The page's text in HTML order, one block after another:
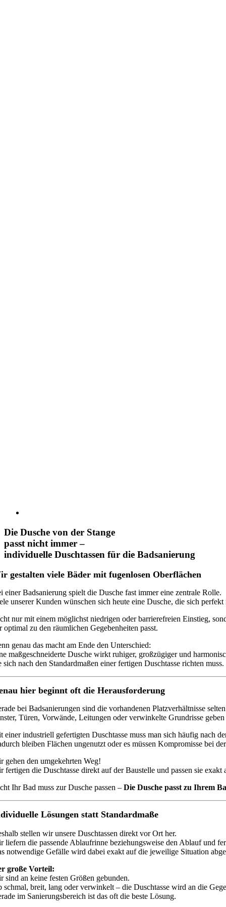
Die Dusche von der Stange
passt nicht immer –
individuelle Duschtassen für die Badsanierung
gestalten viele Bäder mit fugenlosen Oberflächen
einer Badsanierung spielt die Dusche fast immer eine zentrale Rolle.
unserer Kunden wünschen sich heute eine Dusche, die sich
nur mit einem möglichst niedrigen oder barrierefreien Einstieg,
optimal zu den räumlichen Gegebenheiten passt.
genau das macht am Ende den Unterschied:
maßgeschneiderte Dusche wirkt ruhiger, großzügiger und
sich nach den Standardmaßen einer fertigen Duschtasse richten muss.
hier beginnt oft die Herausforderung
bei Badsanierungen sind die vorhandenen Platzverhältnisse
Türen, Vorwände, Leitungen oder verwinkelte Grundrisse
einer industriell gefertigten Duschtasse muss man sich häufig nach
bleiben Flächen ungenutzt oder es müssen Kompromisse bei
gehen den umgekehrten Weg!
fertigen die Duschtasse direkt auf der Baustelle und passen sie exakt
Ihr Bad muss zur Dusche passen – Die Dusche passt zu Ihrem
Lösungen statt Standardmaße
stellen wir unsere Duschtassen direkt vor Ort her.
liefern die passende Ablaufrinne beziehungsweise den Ablauf und
notwendige Gefälle wird dabei exakt auf die jeweilige Situation
große Vorteil:
sind an keine festen Größen gebunden.
schmal, breit, lang oder verwinkelt – die Duschtasse wird an die
im Sanierungsbereich ist das oft die beste Lösung.